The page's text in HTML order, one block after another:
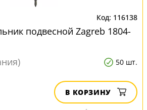
116138
подвесной Zagreb 1804-
50 шт.
В КОРЗИНУ